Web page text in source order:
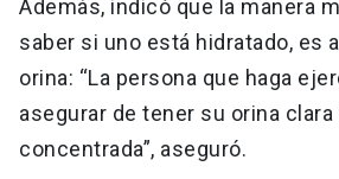
Además, indicó que la manera
saber si uno está hidratado, es
orina: “La persona que haga
asegurar de tener su orina clara
concentrada”, aseguró.